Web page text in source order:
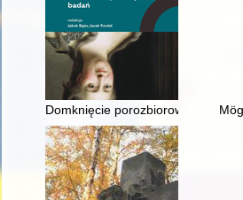
Domknięcie porozbiorowej